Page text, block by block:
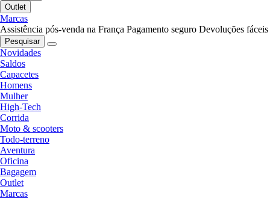
Outlet
Marcas
Assistência pós-venda na França Pagamento seguro Devoluções fáceis
Pesquisar
Novidades
Saldos
Capacetes
Homens
Mulher
High-Tech
Corrida
Moto & scooters
Todo-terreno
Aventura
Oficina
Bagagem
Outlet
Marcas